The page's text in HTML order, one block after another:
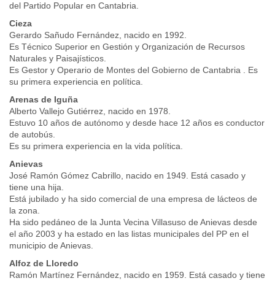
del Partido Popular en Cantabria.
Cieza
Gerardo Sañudo Fernández, nacido en 1992.
Es Técnico Superior en Gestión y Organización de Recursos
Naturales y Paisajísticos.
Es Gestor y Operario de Montes del Gobierno de Cantabria . Es
su primera experiencia en política.
Arenas de Iguña
Alberto Vallejo Gutiérrez, nacido en 1978.
Estuvo 10 años de autónomo y desde hace 12 años es conductor
de autobús.
Es su primera experiencia en la vida política.
Anievas
José Ramón Gómez Cabrillo, nacido en 1949. Está casado y
tiene una hija.
Está jubilado y ha sido comercial de una empresa de lácteos de
la zona.
Ha sido pedáneo de la Junta Vecina Villasuso de Anievas desde
el año 2003 y ha estado en las listas municipales del PP en el
municipio de Anievas.
Alfoz de Lloredo
Ramón Martínez Fernández, nacido en 1959. Está casado y tiene